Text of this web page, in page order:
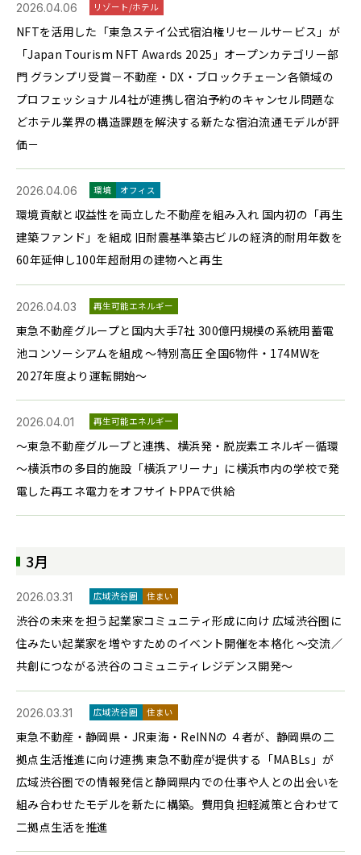
2026.04.06 リゾート/ホテル
NFTを活用した「東急ステイ公式宿泊権リセールサービス」が
「Japan Tourism NFT Awards 2025」オープンカテゴリー部
門 グランプリ受賞－不動産・DX・ブロックチェーン各領域の
プロフェッショナル4社が連携し宿泊予約のキャンセル問題な
どホテル業界の構造課題を解決する新たな宿泊流通モデルが評
価－
2026.04.06 環境 オフィス
環境貢献と収益性を両立した不動産を組み入れ 国内初の「再生
建築ファンド」を組成 旧耐震基準築古ビルの経済的耐用年数を
60年延伸し100年超耐用の建物へと再生
2026.04.03 再生可能エネルギー
東急不動産グループと国内大手7社 300億円規模の系統用蓄電
池コンソーシアムを組成 ～特別高圧 全国6物件・174MWを
2027年度より運転開始～
2026.04.01 再生可能エネルギー
～東急不動産グループと連携、横浜発・脱炭素エネルギー循環
～横浜市の多目的施設「横浜アリーナ」に横浜市内の学校で発
電した再エネ電力をオフサイトPPAで供給
3月
2026.03.31 広域渋谷圏 住まい
渋谷の未来を担う起業家コミュニティ形成に向け 広域渋谷圏に
住みたい起業家を増やすためのイベント開催を本格化 ～交流／
共創につながる渋谷のコミュニティレジデンス開発～
2026.03.31 広域渋谷圏 住まい
東急不動産・静岡県・JR東海・ReINNの ４者が、静岡県の二
拠点生活推進に向け連携 東急不動産が提供する「MABLs」が
広域渋谷圏での情報発信と静岡県内での仕事や人との出会いを
組み合わせたモデルを新たに構築。費用負担軽減策と合わせて
二拠点生活を推進